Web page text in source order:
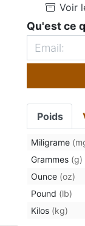
Voir
Qu'est ce
Poids
Miligrame
Grammes (g)
Ounce (oz)
Pound (lb)
Kilos (kg)